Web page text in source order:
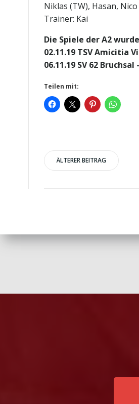
Niklas (TW), Hasan,
Trainer: Kai
Die Spiele der A2
02.11.19 TSV
06.11.19 SV 62
Teilen mit:
Post
ÄLTERER BEITRAG